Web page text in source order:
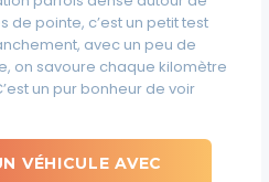
de pointe, c’est un petit test
avec un peu de
on savoure chaque kilomètre
un pur bonheur de voir
VÉHICULE AVEC